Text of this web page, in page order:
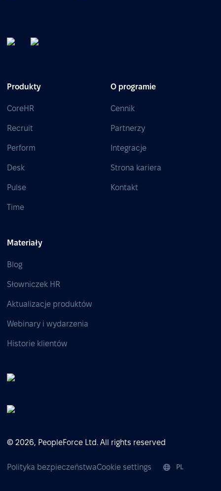
Produkty
CoreHR
Recruit
Perform
Desk
Pulse
Time
O programie
Cennik
Partnerzy
Integracje
Strona kariera
Kontakt
Materiały
Blog
Słowniczek HR
Aktualizacje produktów
Webinary i wydarzenia
Historie klientów
© 2026, PeopleForce Ltd. All rights reserved
Polityka bezpieczeństwaCookie settings PL